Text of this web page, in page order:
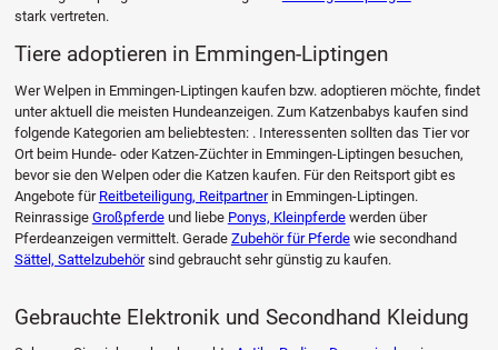
stark vertreten.
Tiere adoptieren in Emmingen-Liptingen
Wer Welpen in Emmingen-Liptingen kaufen bzw. adoptieren möchte, findet
unter aktuell die meisten Hundeanzeigen. Zum Katzenbabys kaufen sind
folgende Kategorien am beliebtesten: . Interessenten sollten das Tier vor
Ort beim Hunde- oder Katzen-Züchter in Emmingen-Liptingen besuchen,
bevor sie den Welpen oder die Katzen kaufen. Für den Reitsport gibt es
Angebote für Reitbeteiligung, Reitpartnerin Emmingen-Liptingen.
Reinrassige Großpferdeund liebe Ponys, Kleinpferdewerden über
Pferdeanzeigen vermittelt. Gerade Zubehör für Pferdewie secondhand
Sättel, Sattelzubehörsind gebraucht sehr günstig zu kaufen.
Gebrauchte Elektronik und Secondhand Kleidung